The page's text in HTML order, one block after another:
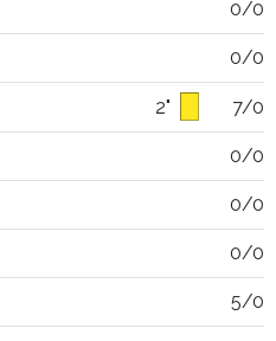
0/0
0/0
2" 7/0
0/0
0/0
0/0
5/0